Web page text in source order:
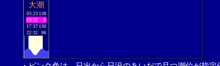
大潮
03:23 138
10:32
0
17:37 130
22:32
86